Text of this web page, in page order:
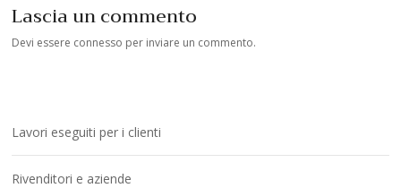
Lascia un commento
Devi essere connesso per inviare un commento.
Lavori eseguiti per i clienti
Rivenditori e aziende